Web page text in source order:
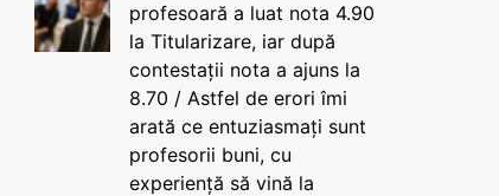
profesoară a luat nota 4.90
la Titularizare, iar după
contestații nota a ajuns la
8.70 / Astfel de erori îmi
arată ce entuziasmați sunt
profesorii buni, cu
experiență să vină la